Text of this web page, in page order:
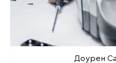
Доурен